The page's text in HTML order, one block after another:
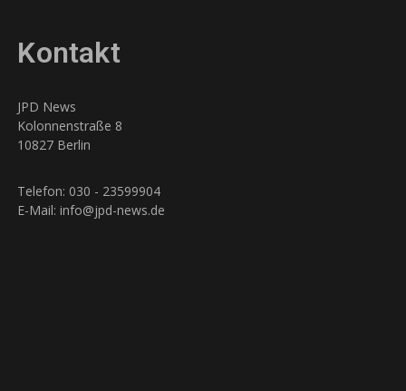
Kontakt
JPD News
Kolonnenstraße 8
10827 Berlin
Telefon: 030 - 23599904
E-Mail: info@jpd-news.de